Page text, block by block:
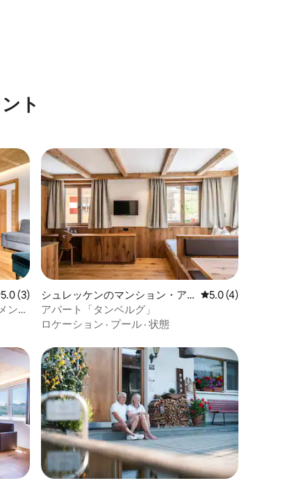
ト
ビュー3件、5つ星中5.0つ星の平均評価
5.0 (3)
ン
ッ
シュレッケンのマンション・ア
パート
レビュー4件、5つ
5.0 (4)
アパート「タンベルグ」
ロケーション · プール · 状態